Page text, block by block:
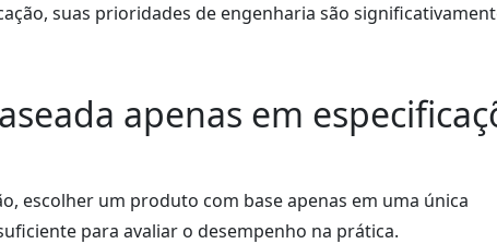
suas prioridades de engenharia são
apenas em
escolher um produto com base apenas em uma única
para avaliar o desempenho na prática.